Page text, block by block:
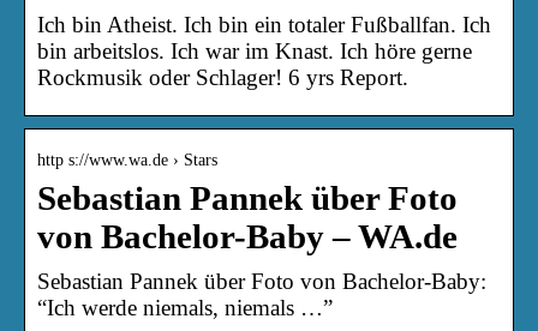
Ich bin Atheist. Ich bin ein totaler Fußballfan. Ich
bin arbeitslos. Ich war im Knast. Ich höre gerne
Rockmusik oder Schlager! 6 yrs Report.
http s://www.wa.de › Stars
Sebastian Pannek über Foto
von Bachelor-Baby – WA.de
Sebastian Pannek über Foto von Bachelor-Baby:
“Ich werde niemals, niemals …”